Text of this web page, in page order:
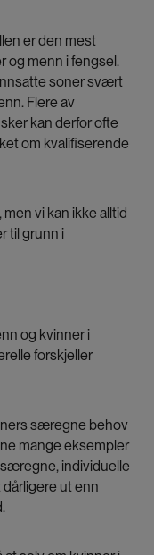
er den mest
og menn i fengsel.
soner svært
Flere av
kan derfor ofte
om kvalifiserende
vi kan ikke alltid
til grunn i
og kvinner i
forskjeller
særegne behov
mange eksempler
individuelle
ut enn